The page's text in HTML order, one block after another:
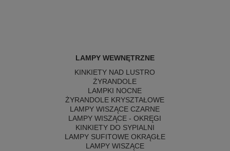
LAMPY WEWNĘTRZNE
KINKIETY NAD LUSTRO
ŻYRANDOLE
LAMPKI NOCNE
ŻYRANDOLE KRYSZTAŁOWE
LAMPY WISZĄCE CZARNE
LAMPY WISZĄCE - OKRĘGI
KINKIETY DO SYPIALNI
LAMPY SUFITOWE OKRĄGŁE
LAMPY WISZĄCE